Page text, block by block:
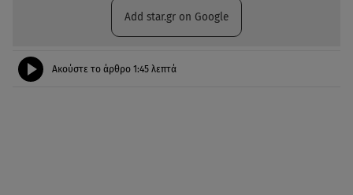
Add star.gr on Google
Ακούστε το άρθρο 1:45 λεπτά